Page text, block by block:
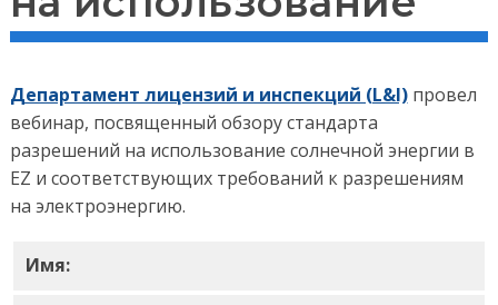
Департамент лицензий и инспекций (L&I)провел
вебинар, посвященный обзору стандарта
разрешений на использование солнечной энергии в
EZ и соответствующих требований к разрешениям
на электроэнергию.
Имя:Слайды вебинара по выдаче разрешений на